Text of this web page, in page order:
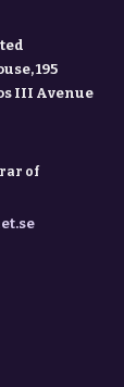
195
III Avenue
of